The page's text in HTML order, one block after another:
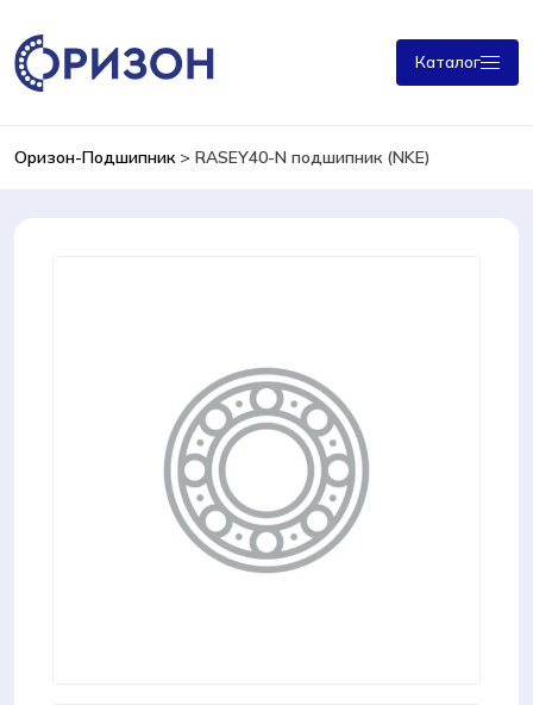
Каталог
Оризон-Подшипник> RASEY40-N подшипник (NKE)